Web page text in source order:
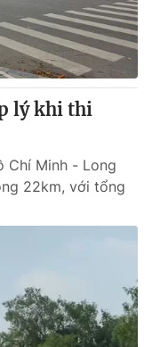
lý khi thi
Chí Minh - Long
22km, với tổng